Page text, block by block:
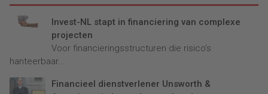
Invest-NL stapt in financiering van complexe
projecten
Voor financieringsstructuren die risico’s
hanteerbaar...
Financieel dienstverlener Unsworth &